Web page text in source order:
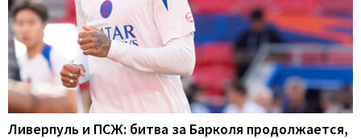
Ливерпуль и ПСЖ: битва за Барколя продолжается,